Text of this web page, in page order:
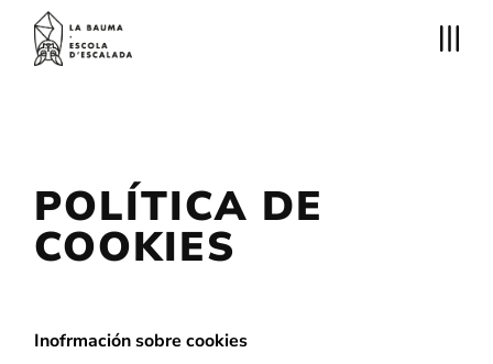
POLÍTICA DE
COOKIES
Inofrmación sobre cookies